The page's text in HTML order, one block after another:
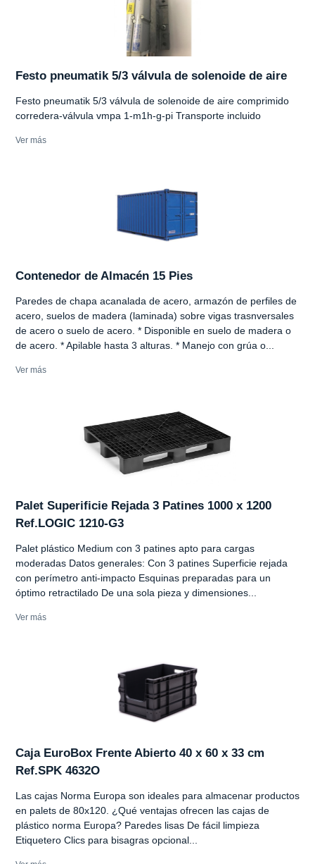
Festo pneumatik 5/3 válvula de solenoide de aire
Festo pneumatik 5/3 válvula de solenoide de aire comprimido
corredera-válvula vmpa 1-m1h-g-pi Transporte incluido
Ver más
Contenedor de Almacén 15 Pies
Paredes de chapa acanalada de acero, armazón de perfiles de
acero, suelos de madera (laminada) sobre vigas trasnversales
de acero o suelo de acero. * Disponible en suelo de madera o
de acero. * Apilable hasta 3 alturas. * Manejo con grúa o...
Ver más
Palet Superificie Rejada 3 Patines 1000 x 1200
Ref.LOGIC 1210-G3
Palet plástico Medium con 3 patines apto para cargas
moderadas Datos generales: Con 3 patines Superficie rejada
con perímetro anti-impacto Esquinas preparadas para un
óptimo retractilado De una sola pieza y dimensiones...
Ver más
Caja EuroBox Frente Abierto 40 x 60 x 33 cm
Ref.SPK 4632O
Las cajas Norma Europa son ideales para almacenar productos
en palets de 80x120. ¿Qué ventajas ofrecen las cajas de
plástico norma Europa? Paredes lisas De fácil limpieza
Etiquetero Clics para bisagras opcional...